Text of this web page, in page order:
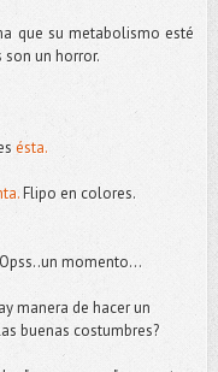
que su metabolismo esté
un horror.
ésta.
Flipo en colores.
momento...
manera de hacer un
buenas costumbres?